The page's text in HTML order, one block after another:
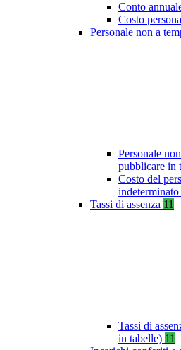
Conto
Costo
Personale non a
Personale
pubblicare in
Costo del
Tassi di assenza 11
Tassi di
in tabelle) 11